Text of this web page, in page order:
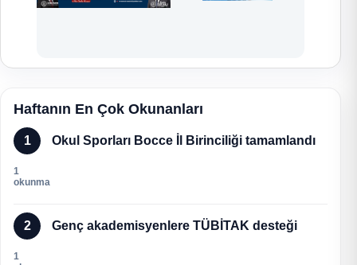
Haftanın En Çok Okunanları
1 Okul Sporları Bocce İl Birinciliği tamamlandı
1
okunma
2 Genç akademisyenlere TÜBİTAK desteği
1